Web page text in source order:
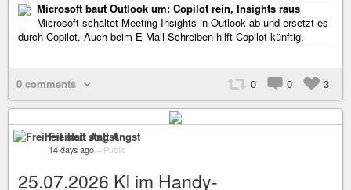
Microsoft baut Outlook um: Copilot rein, Insights raus
Microsoft schaltet Meeting Insights in Outlook ab und ersetzt es
durch Copilot. Auch beim E-Mail-Schreiben hilft Copilot künftig.
0 comments 0 0 3
Freiheit statt Angst
14 days ago – Public
25.07.2026 KI im Handy-